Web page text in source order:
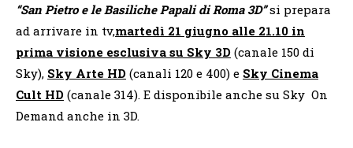
“San Pietro e le Basiliche Papali di Roma 3D”si prepara
ad arrivare in tv,martedì 21 giugno alle 21.10 in
prima visione esclusiva su Sky 3D (canale 150 di
Sky), Sky Arte HD (canali 120 e 400) e Sky Cinema
Cult HD (canale 314). E disponibile anche su Sky On
Demand anche in 3D.